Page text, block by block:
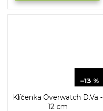
–13 %
Klíčenka Overwatch D.Va -
12 cm